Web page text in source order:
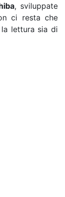
, sviluppate
ci resta che
lettura sia di